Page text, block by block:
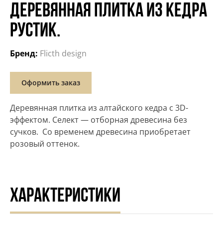
ДЕРЕВЯННАЯ ПЛИТКА ИЗ КЕДРА
РУСТИК.
Бренд: Flicth design
Оформить заказ
Деревянная плитка из алтайского кедра с 3D-
эффектом. Селект — отборная древесина без
сучков. Со временем древесина приобретает
розовый оттенок.
ХАРАКТЕРИСТИКИ